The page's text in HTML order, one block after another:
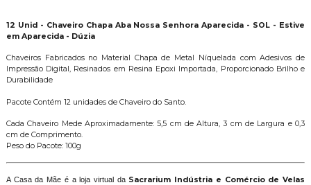
12 Unid - Chaveiro Chapa Aba Nossa Senhora Aparecida - SOL - Estive
em Aparecida - Dúzia
Chaveiros Fabricados no Material Chapa de Metal Níquelada com Adesivos de
Impressão Digital, Resinados em Resina Epoxi Importada, Proporcionado Brilho e
Durabilidade
Pacote Contém 12 unidades de Chaveiro do Santo.
Cada Chaveiro Mede Aproximadamente: 5,5 cm de Altura, 3 cm de Largura e 0,3
cm de Comprimento.
Peso do Pacote: 100g
A Casa da Mãe é a loja virtual daSacrarium Indústria e Comércio de Velas